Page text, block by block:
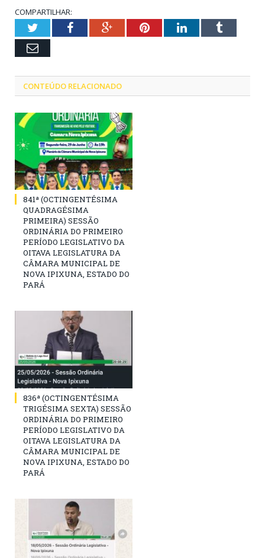
COMPARTILHAR:
TwitterFacebookGoogle+PinterestLinkedInTumblr
Email
CONTEÚDO RELACIONADO
841ª (OCTINGENTÉSIMA
QUADRAGÉSIMA
PRIMEIRA) SESSÃO
ORDINÁRIA DO PRIMEIRO
PERÍODO LEGISLATIVO DA
OITAVA LEGISLATURA DA
CÂMARA MUNICIPAL DE
NOVA IPIXUNA, ESTADO DO
PARÁ
836ª (OCTINGENTÉSIMA
TRIGÉSIMA SEXTA) SESSÃO
ORDINÁRIA DO PRIMEIRO
PERÍODO LEGISLATIVO DA
OITAVA LEGISLATURA DA
CÂMARA MUNICIPAL DE
NOVA IPIXUNA, ESTADO DO
PARÁ